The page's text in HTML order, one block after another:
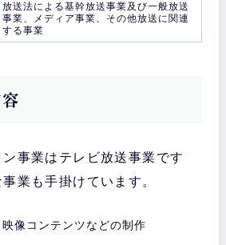
放送法による基幹放送事業及び一般放送
事業、メディア事業、その他放送に関連
する事業
事業はテレビ放送事業です
業も手掛けています。
像コンテンツなどの制作